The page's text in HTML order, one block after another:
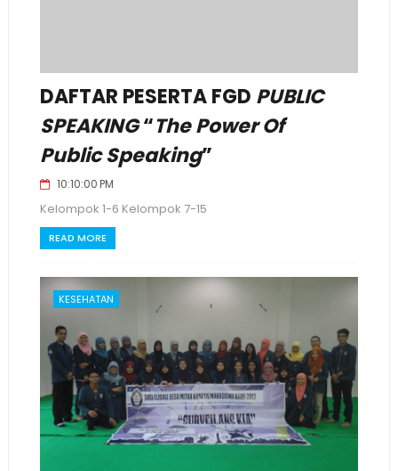
DAFTAR PESERTA FGD PUBLIC
SPEAKING“The Power Of
Public Speaking”
10:10:00 PM
Kelompok 1-6 Kelompok 7-15
READ MORE
KESEHATAN